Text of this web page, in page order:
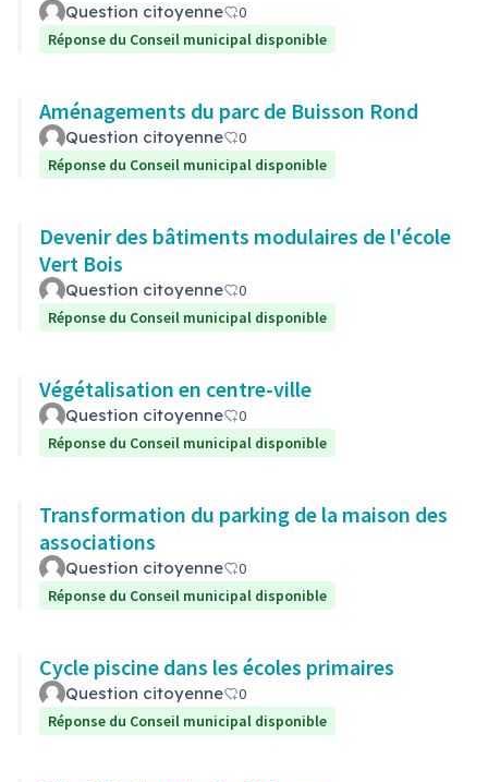
Question citoyenne
0
Réponse du Conseil municipal disponible
Aménagements du parc de Buisson Rond
Question citoyenne
0
Réponse du Conseil municipal disponible
Devenir des bâtiments modulaires de l'école
Vert Bois
Question citoyenne
0
Réponse du Conseil municipal disponible
Végétalisation en centre-ville
Question citoyenne
0
Réponse du Conseil municipal disponible
Transformation du parking de la maison des
associations
Question citoyenne
0
Réponse du Conseil municipal disponible
Cycle piscine dans les écoles primaires
Question citoyenne
0
Réponse du Conseil municipal disponible